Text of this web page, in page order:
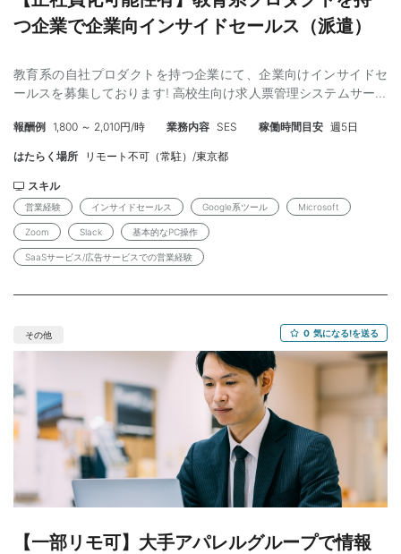
れ】 応募内容の確認 ↓ 弊社担当者との面談 ↓ クライアントとの
面談 （案件番号：JN00508900）
つ企業で企業向インサイドセールス（派遣）
教育系の自社プロダクトを持つ企業にて、企業向けインサイドセ
ールスを募集しております! 高校生向け求人票管理システムサービ
を案内し、高校生が就活時に閲覧できる案件数を増やすお手伝い
をしていただきます。 現在急速にシェアを伸ばしているプロダク
後もチームで協力しながら進めることができます! 【具体的な業務
内容】 ・IS:新規クライアントに対してのアポイント取得 ※商談
はございません。 ・新規取引先企業へ電話でのアポイント取得業
務 ＊1日平均80件以上の架電 ＊営業リストを用いて架電
業務を実施 【研修】 ・入職後、随時実施予定ですのでご安心くだ
・Google系ツール、Microsoft、Zoom、Slackを問題なく使用でき
コピー&ペーストなど） ・就業中の禁煙に同意いただける方 ※就
業中の禁煙に関しましてはかなり厳しい社内ルールとさせていた
だいておりますので、あらかじめ同意いただけない場合は不可と
なります。 【歓迎条件】 ・教育業界に興味がある方 ・SaaSサー
ビスや、広告サービスでの営業経験 【オススメポイント】 業界内
でトップシェアを誇るサービスに携わることができます! スピード
感のある会社のため、やりがいのある職場です! 正社員化の可能性
もございます! 【身だしなみ】 ・服装:自由（常識的な範囲で自由
です。デニム、スニーカーOK） ※ネイルやピアスも可能です! ■
以下は禁止 (1)サンダル、つっかけ、ミュールなどかかとにストラ
スカート等、肌の露出が多い服装 (3)過度に破れたジーパンや清潔
報酬例 1,800 ～ 2,010円/時 業務内容 SES 稼働時間目安 週5日
はたらく場所 リモート不可（常駐）/東京都
スキル
営業経験 インサイドセールス Google系ツール Microsoft
Zoom Slack 基本的なPC操作
SaaSサービス/広告サービスでの営業経験
その他 0 気になる!を送る
【一部リモ可】大手アパレルグループで情報